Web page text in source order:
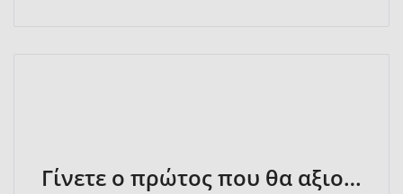
Γίνετε ο πρώτος που θα αξιολογήσει